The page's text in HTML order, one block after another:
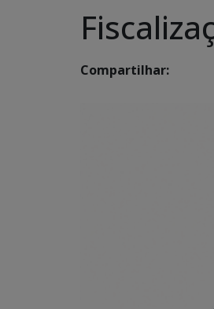
Compartilhar: